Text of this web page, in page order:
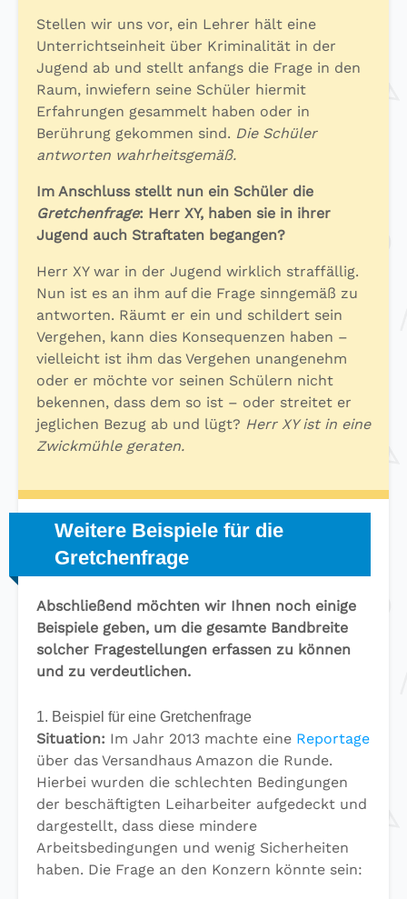
Stellen wir uns vor, ein Lehrer hält eine
Unterrichtseinheit über Kriminalität in der
Jugend ab und stellt anfangs die Frage in den
Raum, inwiefern seine Schüler hiermit
Erfahrungen gesammelt haben oder in
Berührung gekommen sind. Die Schüler
antworten wahrheitsgemäß.
Im Anschluss stellt nun ein Schüler die
Gretchenfrage: Herr XY, haben sie in ihrer
Jugend auch Straftaten begangen?
Herr XY war in der Jugend wirklich straffällig.
Nun ist es an ihm auf die Frage sinngemäß zu
antworten. Räumt er ein und schildert sein
Vergehen, kann dies Konsequenzen haben –
vielleicht ist ihm das Vergehen unangenehm
oder er möchte vor seinen Schülern nicht
bekennen, dass dem so ist – oder streitet er
jeglichen Bezug ab und lügt? Herr XY ist in eine
Zwickmühle geraten.
Weitere Beispiele für die
Gretchenfrage
Abschließend möchten wir Ihnen noch einige
Beispiele geben, um die gesamte Bandbreite
solcher Fragestellungen erfassen zu können
und zu verdeutlichen.
1. Beispiel für eine Gretchenfrage
Situation: Im Jahr 2013 machte eine Reportage
über das Versandhaus Amazon die Runde.
Hierbei wurden die schlechten Bedingungen
der beschäftigten Leiharbeiter aufgedeckt und
dargestellt, dass diese mindere
Arbeitsbedingungen und wenig Sicherheiten
haben. Die Frage an den Konzern könnte sein: